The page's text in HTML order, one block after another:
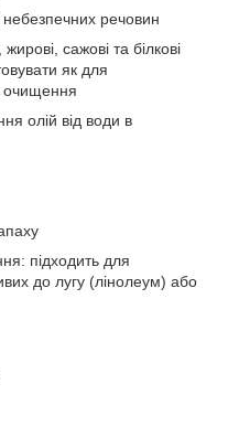
небезпечних речовин
сажові та білкові
як для
очищення
олій від води в
підходить для
до лугу (лінолеум) або